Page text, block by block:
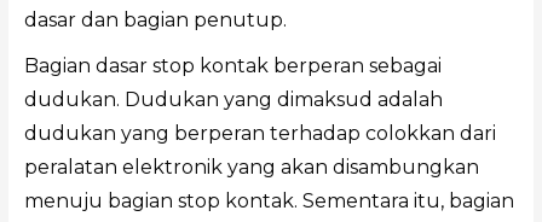
dasar dan bagian penutup.
Bagian dasar stop kontak berperan sebagai
dudukan. Dudukan yang dimaksud adalah
dudukan yang berperan terhadap colokkan dari
peralatan elektronik yang akan disambungkan
menuju bagian stop kontak. Sementara itu, bagian